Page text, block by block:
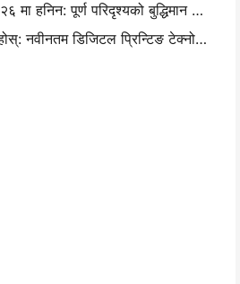
एनआरएफ २०२६ मा हनिन: पूर्ण परिदृश्यको बुद्धिमान मुद्रण समाधानहरूको साथ खुद्रा विक्रीलाई सशक्त बना
सिंगापुरमा हेर्नुहोस्: नवीनतम डिजिटल प्रिन्टिङ टेक्नोलोजीको साक्षी हुनका लागि आईटीएमए एशिया २०२५